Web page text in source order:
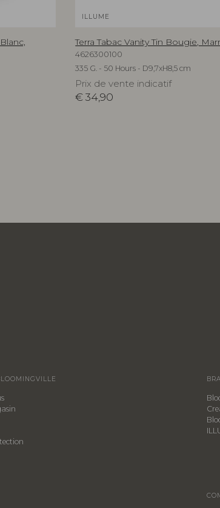
ILLUME
Terra Tabac Vanity Tin Bougie,
4626300100
335 G. - 50 Hours - D9,7xH8,5 cm
Prix de vente indicatif
€ 34,90